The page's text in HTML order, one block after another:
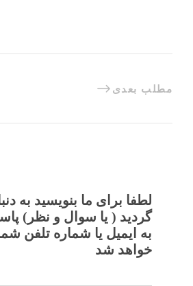
مطلب بعدی
لطفا برای ما بنویسید به
گردید ( یا سوال و نظر)
به ایمیل یا شماره تلفن
خواهد شد